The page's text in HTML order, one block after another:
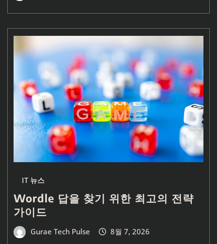
IT 뉴스
Wordle 답을 찾기 위한 최고의 전략
가이드
Gurae Tech Pulse 8월 7, 2026